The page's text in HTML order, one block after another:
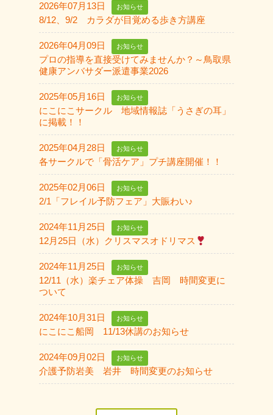
2026年07月13日 お知らせ
8/12、9/2 カラダが目覚める歩き方講座
2026年04月09日 お知らせ
プロの指導を直接受けてみませんか？～鳥取県
健康アンバサダー派遣事業2026
2025年05月16日 お知らせ
にこにこサークル 地域情報誌「うさぎの耳」
に掲載！！
2025年04月28日 お知らせ
各サークルで「骨活ケア」プチ講座開催！！
2025年02月06日 お知らせ
2/1「フレイル予防フェア」大賑わい♪
2024年11月25日 お知らせ
12月25日（水）クリスマスオドリマス
2024年11月25日 お知らせ
12/11（水）楽チェア体操 吉岡 時間変更に
ついて
2024年10月31日 お知らせ
にこにこ船岡 11/13休講のお知らせ
2024年09月02日 お知らせ
介護予防岩美 岩井 時間変更のお知らせ